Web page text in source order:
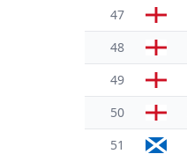
47
48
49
50
51